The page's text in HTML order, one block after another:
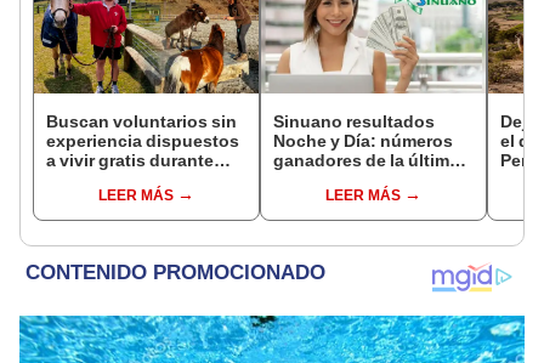
Buscan voluntarios sin
experiencia dispuestos
a vivir gratis durante
cuidar caballos, burros
y otros animales
LEER MÁS
Sinuano resultados
Noche y Día: números
ganadores de la última
HOY viernes 7 de agosto
LEER MÁS
Dejó
el